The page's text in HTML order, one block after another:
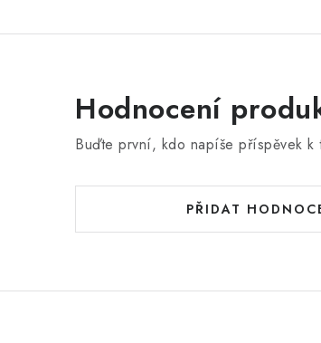
Hodnocení
Buďte první, kdo napíše příspěvek k
PŘIDAT